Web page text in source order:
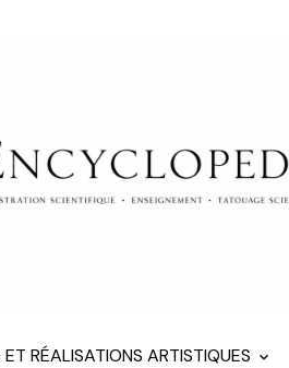
ET RÉALISATIONS ARTISTIQUES